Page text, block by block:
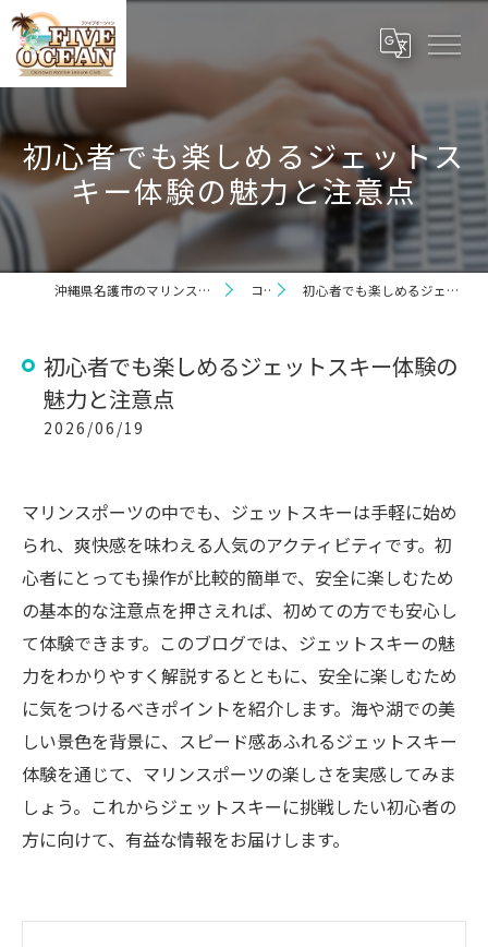
初心者でも楽しめるジェットス
キー体験の魅力と注意点
沖縄県名護市のマリンスポーツならファイブオーシャン コラム 初心者でも楽しめるジェットスキー体験の魅力と注意点
初心者でも楽しめるジェットスキー体験の
魅力と注意点
2026/06/19
マリンスポーツの中でも、ジェットスキーは手軽に始め
られ、爽快感を味わえる人気のアクティビティです。初
心者にとっても操作が比較的簡単で、安全に楽しむため
の基本的な注意点を押さえれば、初めての方でも安心し
て体験できます。このブログでは、ジェットスキーの魅
力をわかりやすく解説するとともに、安全に楽しむため
に気をつけるべきポイントを紹介します。海や湖での美
しい景色を背景に、スピード感あふれるジェットスキー
体験を通じて、マリンスポーツの楽しさを実感してみま
しょう。これからジェットスキーに挑戦したい初心者の
方に向けて、有益な情報をお届けします。